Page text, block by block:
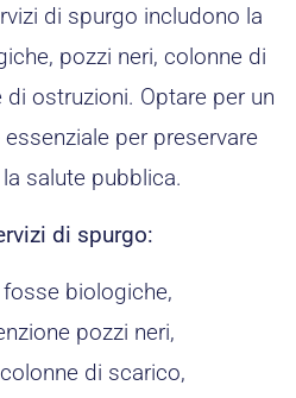
di spurgo includono la
pozzi neri, colonne di
ostruzioni. Optare per un
per preservare
la salute pubblica.
di spurgo:
fosse biologiche,
pozzi neri,
di scarico,